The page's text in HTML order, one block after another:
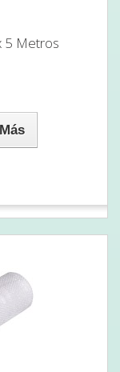
5 Metros
Más